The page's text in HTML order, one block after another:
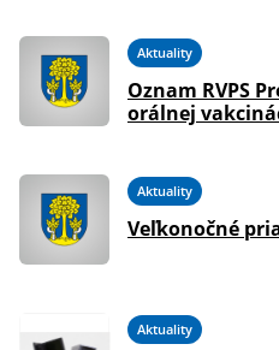
Aktuality
Oznam RVPS
orálnej
Aktuality
Veľkonočné
Aktuality